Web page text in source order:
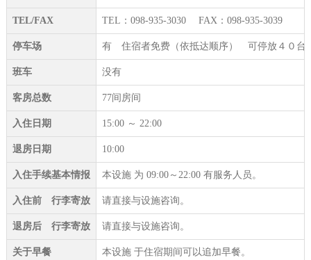
TEL/FAX TEL：098-935-3030 FAX：098-935-3039
停车场 有 住宿者免费（依抵达顺序） 可停放４０台
班车 没有
客房总数 77间房间
入住日期 15:00 ～ 22:00
退房日期 10:00
入住手续基本情报 本设施 为 09:00～22:00 有服务人员。
入住前 行李寄放 请直接与设施咨询。
退房后 行李寄放 请直接与设施咨询。
关于早餐
本设施 于住宿期间可以追加早餐。